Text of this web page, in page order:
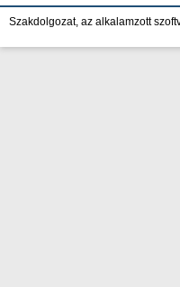
Szakdolgozat, az alkalamzott